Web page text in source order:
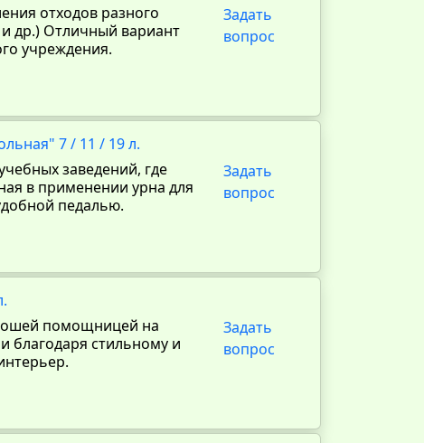
отходов разного
др.) Отличный вариант
учреждения.
Задать
вопрос
7 / 11 / 19 л.
заведений, где
в применении урна для
педалью.
Задать
вопрос
помощницей на
благодаря стильному и
Задать
вопрос